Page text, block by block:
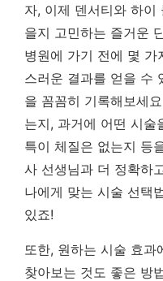
자, 이제 덴서티와 하이
을지 고민하는 즐거운
병원에 가기 전에 몇
스러운 결과를 얻을 수
을 꼼꼼히 기록해보세
는지, 과거에 어떤 시술
특이 체질은 없는지 등
사 선생님과 더 정확하
나에게 맞는 시술 선택
있죠!
또한, 원하는 시술 효과
찾아보는 것도 좋은 방